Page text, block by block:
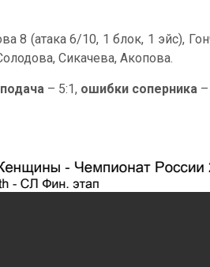
8 (атака 6/10, 1 блок, 1 эйс),
Сикачева, Акопова.
подача – 5:1, ошибки соперника